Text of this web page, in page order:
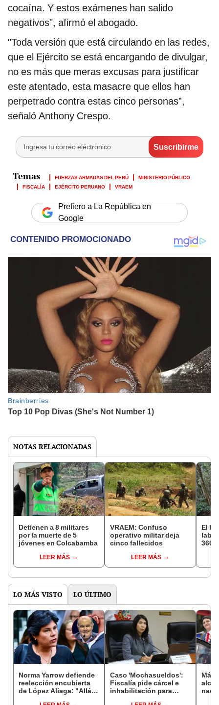
cocaína. Y estos exámenes han salido
negativos", afirmó el abogado.
"Toda versión que está circulando en las redes,
que el Ejército se está encargando de divulgar,
no es más que meras excusas para justificar
este atentado, esta masacre que ellos han
perpetrado contra estas cinco personas”,
señaló Anthony Crespo.
FUERZAS ARMADAS DEL PERÚ
MINISTERIO PÚBLICO
FISCALÍA
EJÉRCITO PERUANO VRAEM
Prefiero a La República en
Google
NOTAS RELACIONADAS
Detienen a 8 militares
por la muerte de 5
jóvenes en Colcabamba
LEER MÁS
VRAEM: Confuso
operativo militar deja
cinco fallecidos
LEER MÁS
El
360
LO MÁS VISTO LO ÚLTIMO
Norma Yarrow defiende
reelección encubierta
de López Aliaga: "Allá el
Caso 'Mochasueldos':
Fiscalía pide cárcel e
inhabilitación para
Más